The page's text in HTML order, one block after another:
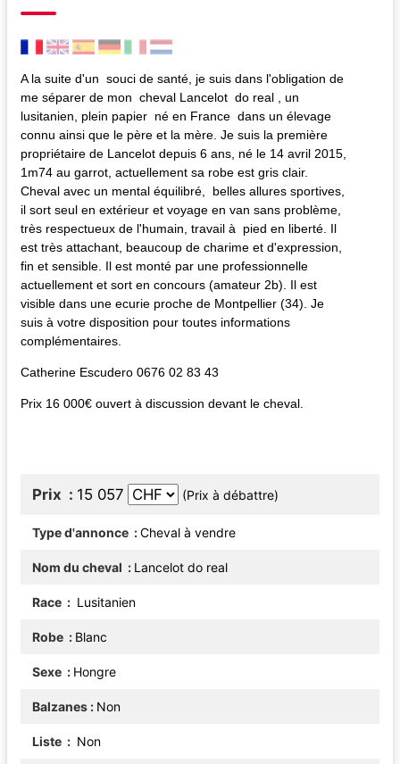
A la suite d'un souci de santé, je suis dans l'obligation de
me séparer de mon cheval Lancelot do real , un
lusitanien, plein papier né en France dans un élevage
connu ainsi que le père et la mère. Je suis la première
propriétaire de Lancelot depuis 6 ans, né le 14 avril 2015,
1m74 au garrot, actuellement sa robe est gris clair.
Cheval avec un mental équilibré, belles allures sportives,
il sort seul en extérieur et voyage en van sans problème,
très respectueux de l'humain, travail à pied en liberté. Il
est très attachant, beaucoup de charime et d'expression,
fin et sensible. Il est monté par une professionnelle
actuellement et sort en concours (amateur 2b). Il est
visible dans une ecurie proche de Montpellier (34). Je
suis à votre disposition pour toutes informations
complémentaires.
Catherine Escudero 0676 02 83 43
Prix 16 000€ ouvert à discussion devant le cheval.
Prix 15 057 (Prix à débattre)
Type d'annonce Cheval à vendre
Nom du cheval Lancelot do real
Race Lusitanien
Robe Blanc
Sexe Hongre
Balzanes Non
Liste Non